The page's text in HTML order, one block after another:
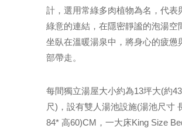
計，選用常綠多肉植物為名，代表
綠意的連結，在隱密靜謐的泡湯空
坐臥在溫暖湯泉中，將身心的疲憊
部帶走。
每間獨立湯屋大小約為13坪大(約
尺)，設有雙人湯池設施(湯池尺寸
84* 高60)CM，一大床King Size